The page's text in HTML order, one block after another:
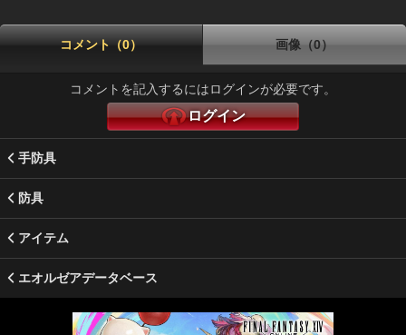
コメント（0） 画像（0）
コメントを記入するにはログインが必要です。
ログイン
手防具
防具
アイテム
エオルゼアデータベース